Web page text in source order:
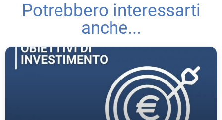
Potrebbero interessarti
anche...